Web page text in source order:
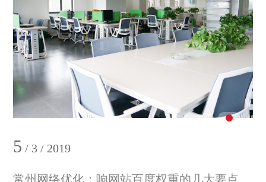
5 / 3 / 2019
常州网络优化：响网站百度权重的几大要点